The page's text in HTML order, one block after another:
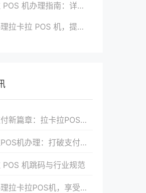
机办理指南：详细流程与注意事项汇总
拉 POS 机，提升收款效率？有方法
篇章：拉卡拉POS机申请流程详解
办理：打破支付壁垒，迎接高效支付时代
POS 机跳码与行业规范
卡拉POS机，享受便捷支付体验